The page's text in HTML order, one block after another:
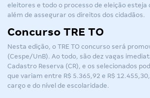
eleitores e todo o processo de eleição
além de assegurar os direitos dos cidadãos.
Concurso TRE TO
Nesta edição, o TRE TO concurso será
(Cespe/UnB). Ao todo, são dez vagas
Cadastro Reserva (CR), e os selecionados
que variam entre R$ 5.365,92 e R$
cargo e do nível de escolaridade.